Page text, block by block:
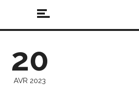
20
AVR 2023